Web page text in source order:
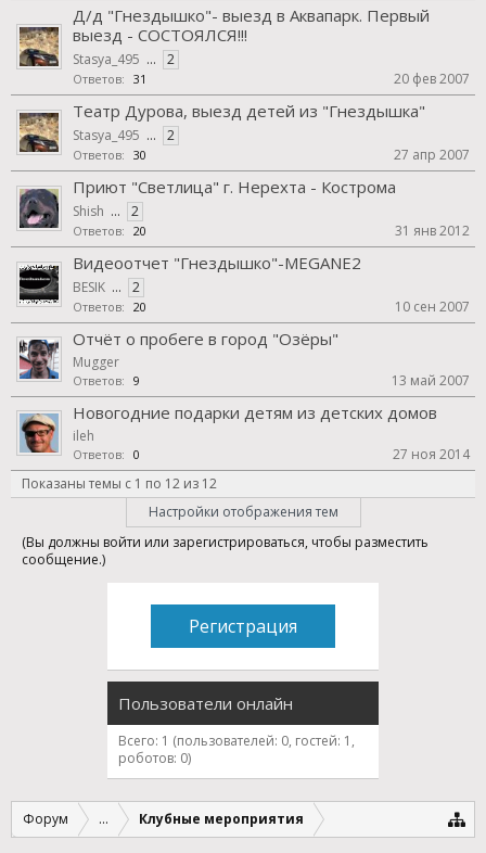
Д/д "Гнездышко"- выезд в Аквапарк. Первый
выезд - СОСТОЯЛСЯ!!!
Stasya_495 ... 2
Ответов: 31 20 фев 2007
Театр Дурова, выезд детей из "Гнездышка"
Stasya_495 ... 2
Ответов: 30 27 апр 2007
Приют "Светлица" г. Нерехта - Кострома
Shish ... 2
Ответов: 20 31 янв 2012
Видеоотчет "Гнездышко"-MEGANE2
BESIK ... 2
Ответов: 20 10 сен 2007
Отчёт о пробеге в город "Озёры"
Mugger
Ответов: 9 13 май 2007
Новогодние подарки детям из детских домов
ileh
Ответов: 0
27 ноя 2014
Показаны темы с 1 по 12 из 12
Настройки отображения тем
(Вы должны войти или зарегистрироваться, чтобы разместить
сообщение.)
Регистрация
Пользователи онлайн
Всего: 1 (пользователей: 0, гостей: 1,
роботов: 0)
Форум ... Клубные мероприятия